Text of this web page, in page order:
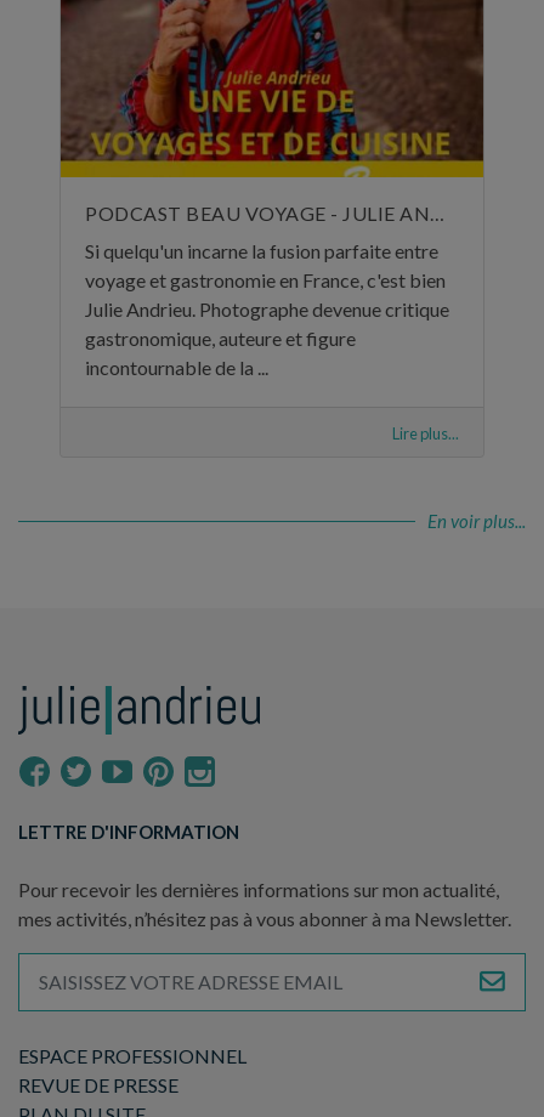
PODCAST BEAU VOYAGE - JULIE ANDRIEU, UNE VIE DE VOYAGES ET DE CUISINE - 5 NOVEMBRE 2024
Si quelqu'un incarne la fusion parfaite entre
voyage et gastronomie en France, c'est bien
Julie Andrieu. Photographe devenue critique
gastronomique, auteure et figure
incontournable de la ...
Lire plus...
En voir plus...
ESPACE PROFESSIONNEL
REVUE DE PRESSE
LETTRE D'INFORMATION
Pour recevoir les dernières informations sur mon actualité,
mes activités, n’hésitez pas à vous abonner à ma Newsletter.